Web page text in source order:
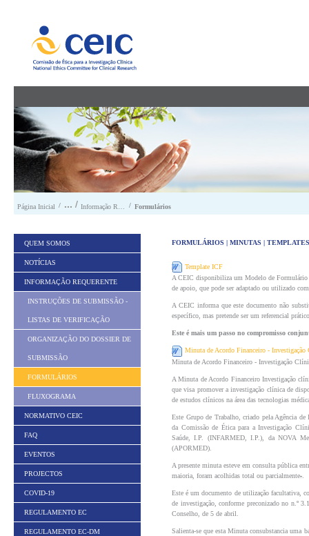
Página Inicial / / Formulários
QUEM SOMOS
NOTÍCIAS
INFORMAÇÃO REQUERENTE
INSTRUÇÕES DE SUBMISSÃO -
LISTAS DE VERIFICAÇÃO
ORGANIZAÇÃO DO DOSSIER DE
SUBMISSÃO
FORMULÁRIOS
FLUXOGRAMA
NORMATIVO CEIC
FAQ
EVENTOS
PROJECTOS
COVID-19
REGULAMENTO EC
REGULAMENTO EC-DM
FORMULÁRIOS | MINUTAS | TEMPLATES
Template ICF
A CEIC disponibiliza um Modelo de Formulário
de apoio, que pode ser adaptado ou utilizado
A CEIC informa que este documento não
específico, mas pretende ser um referencial
Este é mais um passo no compromisso
Minuta de Acordo Financeiro -
Minuta de Acordo Financeiro - Investigação
A Minuta de Acordo Financeiro Investigação
que visa promover a investigação clínica de
de estudos clínicos na área das tecnologias
Este Grupo de Trabalho, criado pela Agência
da Comissão de Ética para a Investigação
Saúde, I.P. (INFARMED, I.P.), da NOVA
(APORMED).
A presente minuta esteve em consulta pública
maioria, foram acolhidas total ou parcialmente.
Este é um documento de utilização facultativa,
de investigação, conforme preconizado no n.º
Conselho, de 5 de abril.
Salienta-se que esta Minuta consubstancia uma